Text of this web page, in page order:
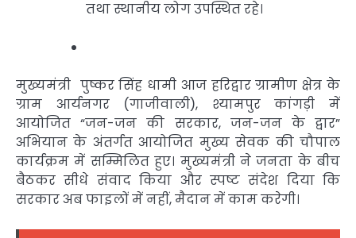
तथा स्थानीय लोग उपस्थित रहे।
मुख्यमंत्री पुष्कर सिंह धामी आज हरिद्वार ग्रामीण क्षेत्र के
ग्राम आर्यनगर (गाजीवाली), श्यामपुर कांगड़ी में
आयोजित “जन-जन की सरकार, जन-जन के द्वार”
अभियान के अंतर्गत आयोजित मुख्य सेवक की चौपाल
कार्यक्रम में सम्मिलित हुए। मुख्यमंत्री ने जनता के बीच
बैठकर सीधे संवाद किया और स्पष्ट संदेश दिया कि
सरकार अब फाइलों में नहीं, मैदान में काम करेगी।